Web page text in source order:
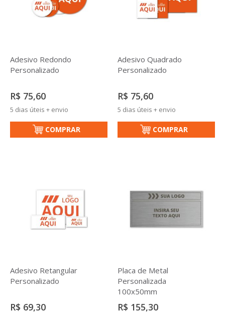
Adesivo Redondo
Personalizado
R$ 75,60
5 dias úteis + envio
COMPRAR
Adesivo Quadrado
Personalizado
R$ 75,60
5 dias úteis + envio
COMPRAR
Adesivo Retangular
Personalizado
R$ 69,30
Placa de Metal
Personalizada
100x50mm
R$ 155,30